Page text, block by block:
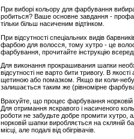
При виборі кольору для фарбування
робиться? Ваше основне завдання -
тільки більш насиченим відтінком.
При відсутності спеціальних видів
фарбою для волосся, тому хутро - це
фарбування, прочитайте інструкцію
Для виконання прокрашивания шапки
відсутності не варто бити тривогу. В
щетиною або помазком. Якщо ви коли-
залишається таким же (рівномірне
Врахуйте, що процес фарбування норковій
Для отримання яскравого і насиченого
роботи не забудьте добре промити хутро,
норковій шапки виробляється на скляній
місці, але подалі від обігрівачів.